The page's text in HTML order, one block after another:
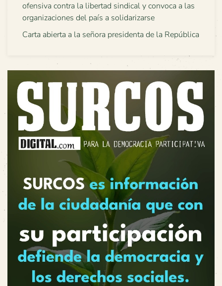
ofensiva contra la libertad sindical y convoca a las
organizaciones del país a solidarizarse
Carta abierta a la señora presidenta de la República